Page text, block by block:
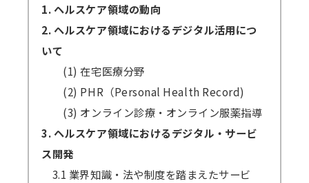
1. ヘルスケア領域の動向
2. ヘルスケア領域におけるデジタル活用につ
いて
(1) 在宅医療分野
(2) PHR（Personal Health Record)
(3) オンライン診療・オンライン服薬指導
3. ヘルスケア領域におけるデジタル・サービ
ス開発
3.1 業界知識・法や制度を踏まえたサービ